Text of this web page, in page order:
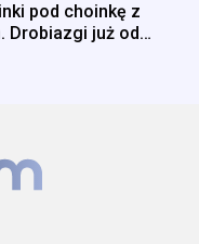
pod choinkę z
Drobiazgi już od